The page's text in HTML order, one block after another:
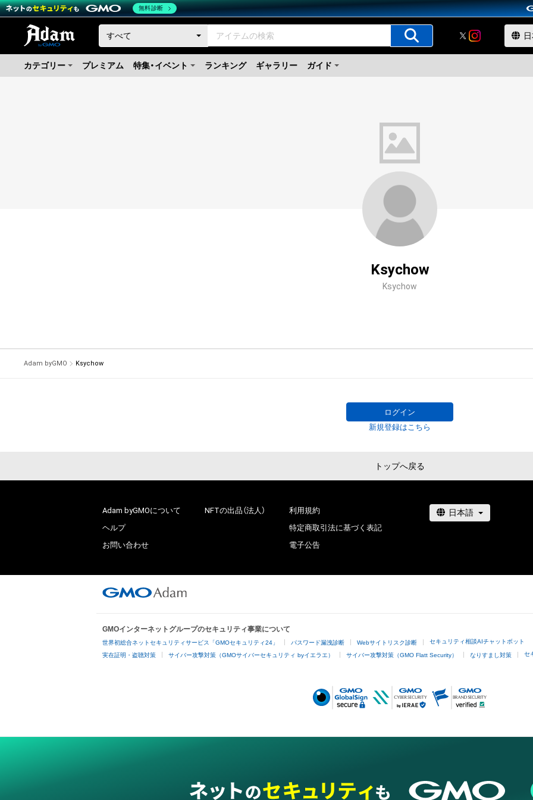
カテゴリー プレミアム 特集・イベント ランキング ギャラリー ガイド
Ksychow
Ksychow
Adam byGMO Ksychow
ログイン
新規登録はこちら
トップへ戻る
Adam byGMOについて
ヘルプ
お問い合わせ
NFTの出品（法人）
利用規約
特定商取引法に基づく表記
電子公告
GMOインターネットグループのセキュリティ事業について
世界初総合ネットセキュリティサービス「GMOセキュリティ24」 パスワード漏洩診断 Webサイトリスク診断 セキュリティ相談AIチャットボット
実在証明・盗聴対策 サイバー攻撃対策（GMOサイバーセキュリティ byイエラエ） サイバー攻撃対策（GMO Flatt Security） なりすまし対策 セ
無料診断